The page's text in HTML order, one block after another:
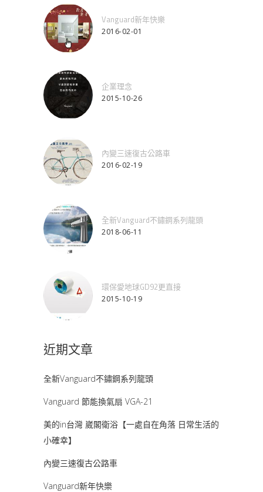
Vanguard新年快樂
2016-02-01
企業理念
2015-10-26
內變三速復古公路車
2016-02-19
全新Vanguard不鏽鋼系列龍頭
2018-06-11
環保愛地球GD92更直接
2015-10-19
近期文章
全新Vanguard不鏽鋼系列龍頭
Vanguard 節能換氣扇 VGA-21
美的in台灣 崴閣衛浴【一處自在角落 日常生活的
小確幸】
內變三速復古公路車
Vanguard新年快樂